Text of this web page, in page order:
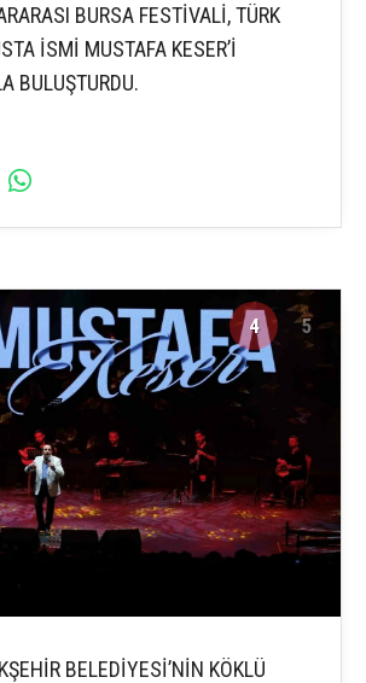
BURSA FESTİVALİ, TÜRK
İSMİ MUSTAFA KESER’İ
BULUŞTURDU.
4 5
BELEDİYESİ’NİN KÖKLÜ